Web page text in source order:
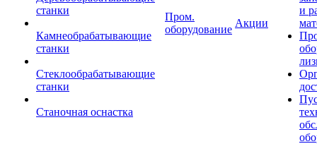
станки
Камнеобрабатывающие
станки
Стеклообрабатывающие
станки
Станочная оснастка
Пром.
оборудование
Акции
и